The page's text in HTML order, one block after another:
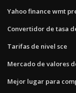
Yahoo finance wmt
Convertidor de tasa
Tarifas de nivel sce
Mercado de valores
Mejor lugar para